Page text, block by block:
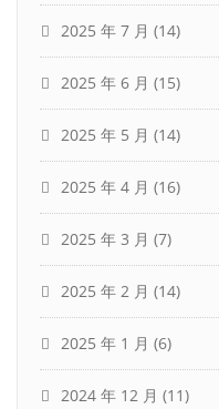
2025 年 7 月 (14)
2025 年 6 月 (15)
2025 年 5 月 (14)
2025 年 4 月 (16)
2025 年 3 月 (7)
2025 年 2 月 (14)
2025 年 1 月 (6)
2024 年 12 月 (11)